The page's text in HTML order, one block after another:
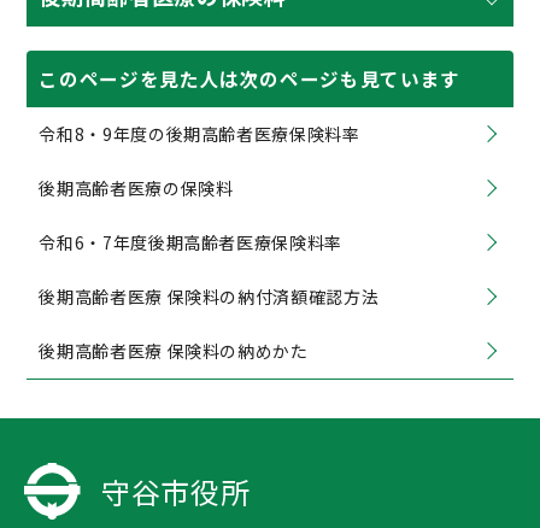
このページを見た人は次のページも見ています
令和8・9年度の後期高齢者医療保険料率
後期高齢者医療の保険料
令和6・7年度後期高齢者医療保険料率
後期高齢者医療 保険料の納付済額確認方法
後期高齢者医療 保険料の納めかた
守谷市役所